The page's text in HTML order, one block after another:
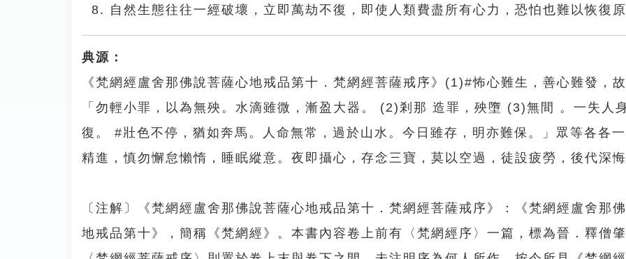
自然生態往往一經破壞，立即萬劫不復，即使人類費盡所有心力，恐怕也難以恢復
典源：
《梵網經盧舍那佛說菩薩心地戒品第十．梵網經菩薩戒序》(1)#怖心難生，善心難發，
「勿輕小罪，以為無殃。水滴雖微，漸盈大器。 (2)剎那 造罪，殃墮 (3)無間 。一失人
復。 #壯色不停，猶如奔馬。人命無常，過於山水。今日雖存，明亦難保。」眾等各各
精進，慎勿懈怠懶惰，睡眠縱意。夜即攝心，存念三寶，莫以空過，徒設疲勞，後代深
〔注解〕《梵網經盧舍那佛說菩薩心地戒品第十．梵網經菩薩戒序》：《梵網經盧舍那
地戒品第十》，簡稱《梵網經》。本書內容卷上前有〈梵網經序〉一篇，標為晉．釋僧